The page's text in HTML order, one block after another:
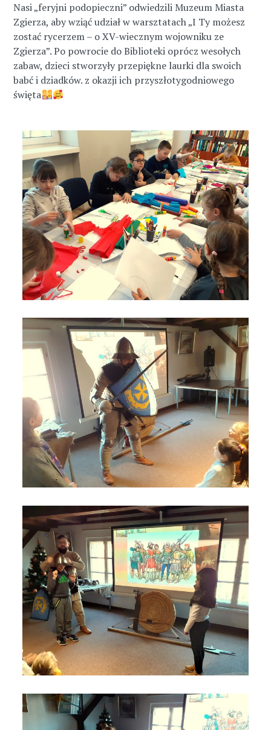
Nasi „feryjni podopieczni” odwiedzili Muzeum Miasta
Zgierza, aby wziąć udział w warsztatach „I Ty możesz
zostać rycerzem – o XV-wiecznym wojowniku ze
Zgierza”. Po powrocie do Biblioteki oprócz wesołych
zabaw, dzieci stworzyły przepiękne laurki dla swoich
babć i dziadków. z okazji ich przyszłotygodniowego
święta